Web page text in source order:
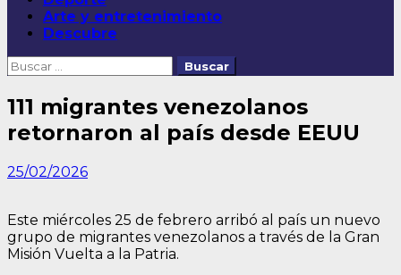
Arte y entretenimiento
Descubre
Buscar:
111 migrantes venezolanos
retornaron al país desde EEUU
25/02/2026
Este miércoles 25 de febrero arribó al país un nuevo
grupo de migrantes venezolanos a través de la Gran
Misión Vuelta a la Patria.